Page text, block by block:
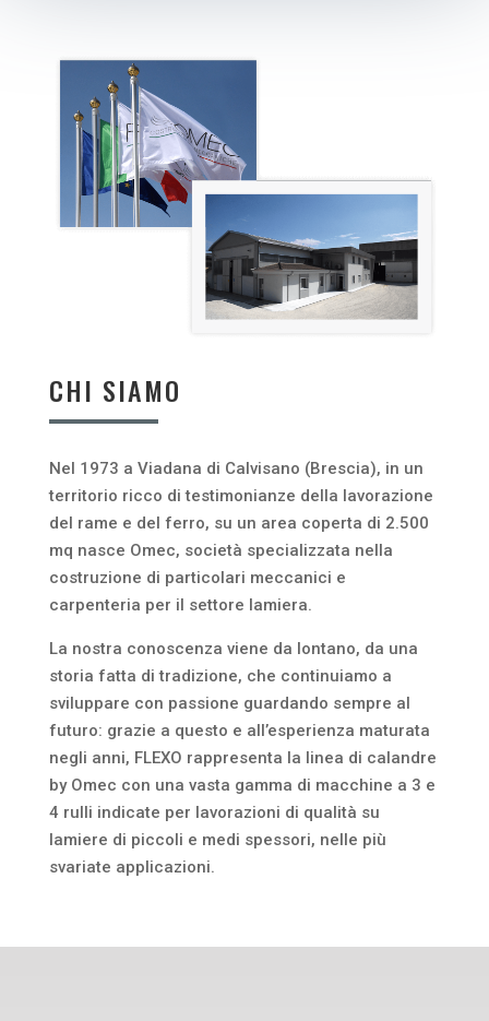
CHI SIAMO
Nel 1973 a Viadana di Calvisano (Brescia), in un
territorio ricco di testimonianze della lavorazione
del rame e del ferro, su un area coperta di 2.500
mq nasce Omec, società specializzata nella
costruzione di particolari meccanici e
carpenteria per il settore lamiera.
La nostra conoscenza viene da lontano, da una
storia fatta di tradizione, che continuiamo a
sviluppare con passione guardando sempre al
futuro: grazie a questo e all’esperienza maturata
negli anni, FLEXO rappresenta la linea di calandre
by Omec con una vasta gamma di macchine a 3 e
4 rulli indicate per lavorazioni di qualità su
lamiere di piccoli e medi spessori, nelle più
svariate applicazioni.